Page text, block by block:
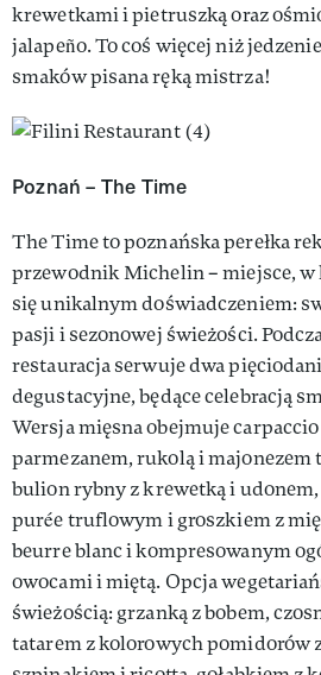
krewetkami i pietruszką oraz
jalapeño. To coś więcej niż
smaków pisana ręką mistrza!
Poznań – The Time
The Time to poznańska perełka
przewodnik Michelin – miejsce,
się unikalnym doświadczeniem:
pasji i sezonowej świeżości.
restauracja serwuje dwa
degustacyjne, będące celebracją
Wersja mięsna obejmuje carpaccio
parmezanem, rukolą i
bulion rybny z krewetką i
purée truflowym i groszkiem z
beurre blanc i kompresowanym
owocami i miętą. Opcja
świeżością: grzanką z bobem,
tatarem z kolorowych pomidorów